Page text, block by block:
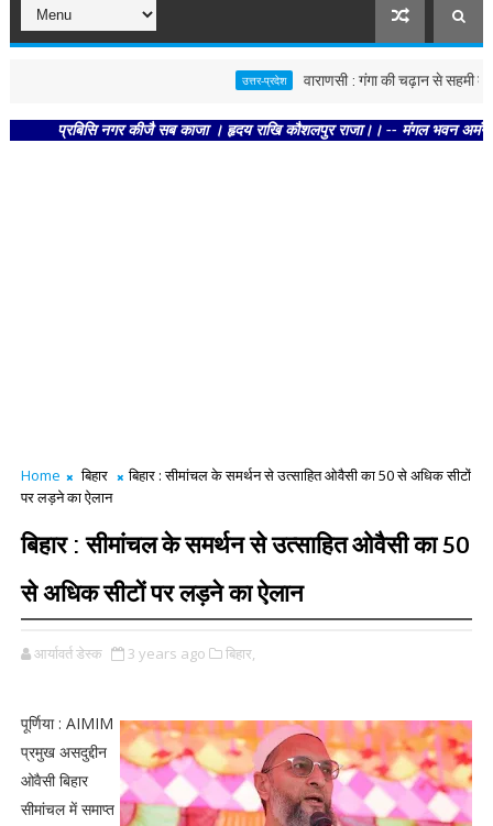
उत्तर-प्रदेश वाराणसी : गंगा की चढ़ान से सहमी काशी
प्रबिसि नगर कीजै सब काजा । हृदय राखि कौशलपुर राजा।। -- मंगल भवन अमंगल
Home बिहार
बिहार : सीमांचल ​के समर्थन से उत्साहित ओवैसी का 50 से अधिक सीटों
पर लड़ने का ऐलान
बिहार : सीमांचल ​के समर्थन से उत्साहित ओवैसी का 50
से अधिक सीटों पर लड़ने का ऐलान
आर्यावर्त डेस्क 3 years ago बिहार,
पूर्णिया : AIMIM
प्रमुख असदुद्दीन
ओवैसी बिहार
सीमांचल में समाप्त